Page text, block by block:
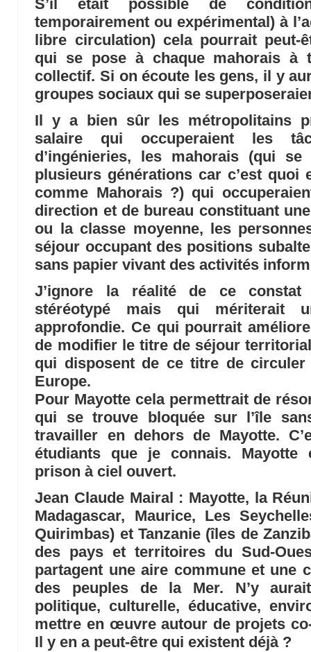
S’il était possible de
temporairement ou expérimental) à
libre circulation) cela pourrait peut-
qui se pose à chaque mahorais à
collectif. Si on écoute les gens, il y
groupes sociaux qui se
Il y a bien sûr les métropolitains
salaire qui occuperaient les
d’ingénieries, les mahorais (qui
plusieurs générations car c’est quoi
comme Mahorais ?) qui
direction et de bureau constituant
ou la classe moyenne, les
séjour occupant des positions
sans papier vivant des activités
J’ignore la réalité de ce
stéréotypé mais qui mériterait
approfondie. Ce qui pourrait
de modifier le titre de séjour
qui disposent de ce titre de
Europe.
Pour Mayotte cela permettrait de
qui se trouve bloquée sur l’île
travailler en dehors de Mayotte.
étudiants que je connais. Mayotte
prison à ciel ouvert.
Jean Claude Mairal : Mayotte, la
Madagascar, Maurice, Les
Quirimbas) et Tanzanie (îles de
des pays et territoires du Sud-
partagent une aire commune et une
des peuples de la Mer. N’y
politique, culturelle, éducative,
mettre en œuvre autour de projets
Il y en a peut-être qui existent déjà ?